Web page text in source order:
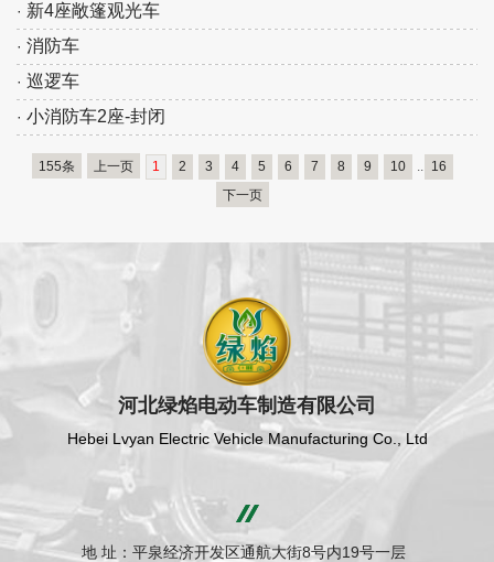
· 新4座敞篷观光车
· 消防车
· 巡逻车
· 小消防车2座-封闭
155条 上一页 1 2 3 4 5 6 7 8 9 10 ..
16
下一页
河北绿焰电动车制造有限公司
Hebei Lvyan Electric Vehicle Manufacturing Co., Ltd
地 址：平泉经济开发区通航大街8号内19号一层